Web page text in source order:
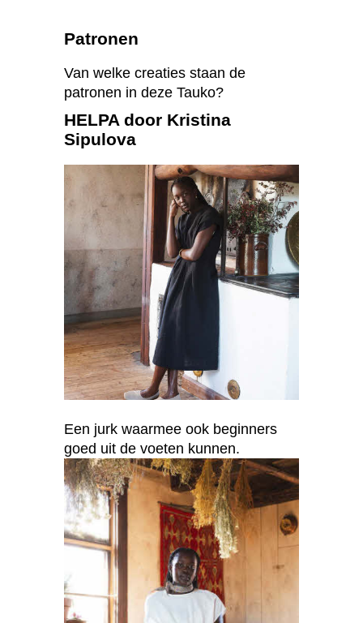
Patronen
Van welke creaties staan de
patronen in deze Tauko?
HELPA door Kristina
Sipulova
Een jurk waarmee ook beginners
goed uit de voeten kunnen.